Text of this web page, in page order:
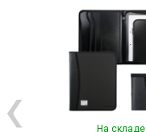
На складе